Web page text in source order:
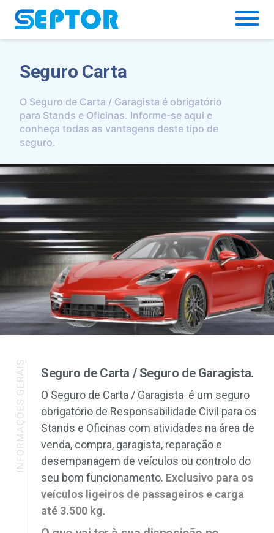
Simulador
Seguro Carta
O Seguro de Carta / Garagista é obrigatório
para Stands e Oficinas. Informe-se aqui e
conheça todas as vantagens deste tipo de
seguro.
Seguro de Carta / Seguro de Garagista.
O Seguro de Carta / Garagista é um seguro
obrigatório de Responsabilidade Civil para os
Stands e Oficinas com atividades na área de
venda, compra, garagista, reparação e
desempanagem de veículos ou controlo do
seu bom funcionamento. Exclusivo para os
veículos ligeiros de passageiros e carga
até 3.500 kg.